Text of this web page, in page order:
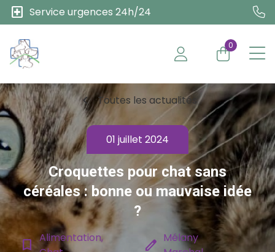
local_hospital Service urgences 24h/24
0
chevron_left Toutes les actualités
01 juillet 2024
Croquettes pour chat sans
céréales : bonne ou mauvaise idée
?
bookmark_border Alimentation,
edit Mélany